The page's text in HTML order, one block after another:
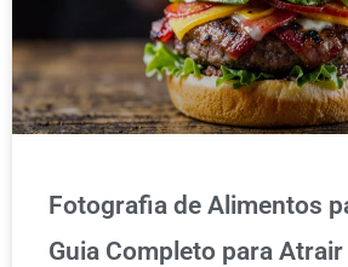
Fotografia de Alimentos
Guia Completo para